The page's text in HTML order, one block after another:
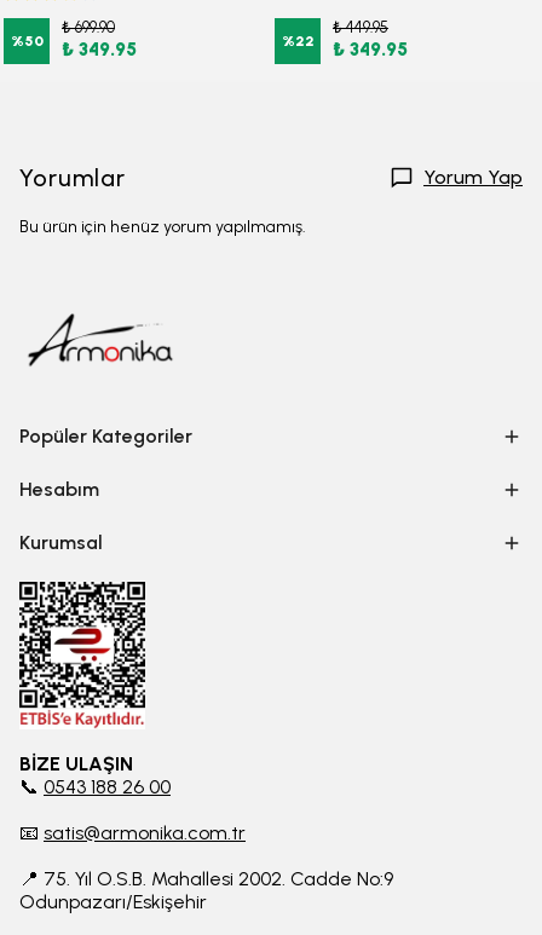
%50
₺ 699.90
₺ 349.95 %22
₺ 449.95
₺ 349.95
Yorumlar Yorum Yap
Bu ürün için henüz yorum yapılmamış.
Popüler Kategoriler
Hesabım
Kurumsal
BİZE ULAŞIN
📞 0543 188 26 00
📧 satis@armonika.com.tr
📍 75. Yıl O.S.B. Mahallesi 2002. Cadde No:9
Odunpazarı/Eskişehir